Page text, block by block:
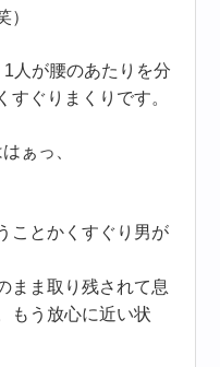
）
人が腰のあたりを分
すぐりまくりです。
ぁっ、
ことかくすぐり男が
まま取り残されて息
もう放心に近い状